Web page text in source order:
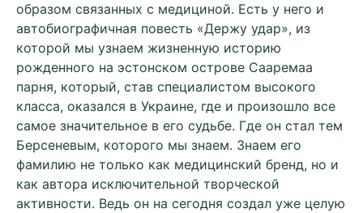
образом связанных с медициной. Есть у него и
автобиографичная повесть «Держу удар», из
которой мы узнаем жизненную историю
рожденного на эстонском острове Сааремаа
парня, который, став специалистом высокого
класса, оказался в Украине, где и произошло все
самое значительное в его судьбе. Где он стал тем
Берсеневым, которого мы знаем. Знаем его
фамилию не только как медицинский бренд, но и
как автора исключительной творческой
активности. Ведь он на сегодня создал уже целую